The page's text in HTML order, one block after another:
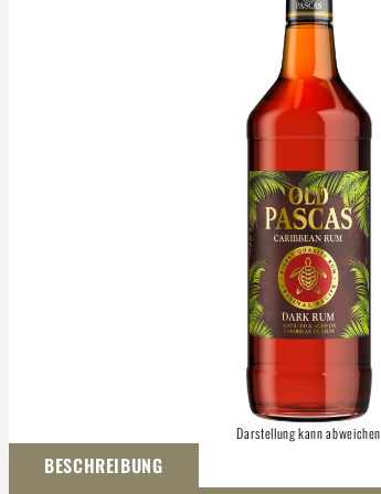
Darstellung kann abweichen
BESCHREIBUNG